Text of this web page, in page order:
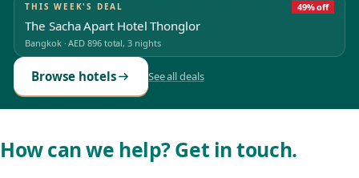
THIS WEEK'S DEAL 49% off
The Sacha Apart Hotel Thonglor
Bangkok ·AED 896total, 3 nights
Browse hotels See all deals
How can we help? Get in touch.